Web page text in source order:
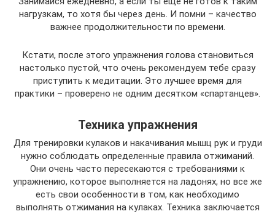
нагрузкам, то хотя бы через день. И помни – качество
важнее продолжительности по времени.
Кстати, после этого упражнения голова становиться
настолько пустой, что очень рекомендуем тебе сразу
приступить к медитации. Это лучшее время для
практики – проверено не одним десятком «спартанцев».
Техника упражнения
Для тренировки кулаков и накачивания мышц рук и груди
нужно соблюдать определенные правила отжиманий.
Они очень часто пересекаются с требованиями к
упражнению, которое выполняется на ладонях, но все же
есть свои особенности в том, как необходимо
выполнять отжимания на кулаках. Техника заключается